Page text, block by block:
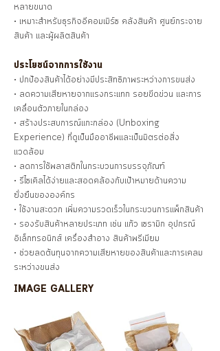
หลายขนาด
• เหมาะสำหรับธุรกิจอีคอมเมิร์ซ คลังสินค้า ศูนย์กระจาย
สินค้า และผู้ผลิตสินค้า
ประโยชน์จากการใช้งาน
• ปกป้องสินค้าได้อย่างมีประสิทธิภาพระหว่างการขนส่ง
• ลดความเสียหายจากแรงกระแทก รอยขีดข่วน และการ
เคลื่อนตัวภายในกล่อง
• สร้างประสบการณ์แกะกล่อง (Unboxing
Experience) ที่ดูเป็นมืออาชีพและเป็นมิตรต่อสิ่ง
แวดล้อม
• ลดการใช้พลาสติกในกระบวนการบรรจุภัณฑ์
• รีไซเคิลได้ง่ายและสอดคล้องกับเป้าหมายด้านความ
ยั่งยืนขององค์กร
• ใช้งานสะดวก เพิ่มความรวดเร็วในกระบวนการแพ็กสินค้า
• รองรับสินค้าหลายประเภท เช่น แก้ว เซรามิก อุปกรณ์
อิเล็กทรอนิกส์ เครื่องสำอาง สินค้าพรีเมียม
• ช่วยลดต้นทุนจากความเสียหายของสินค้าและการเคลม
ระหว่างขนส่ง
IMAGE GALLERY